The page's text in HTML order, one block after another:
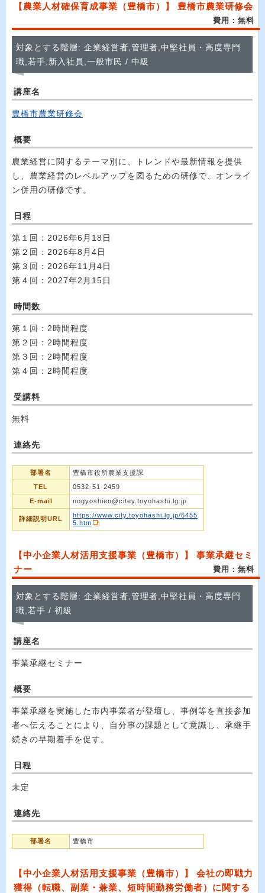
【農業人材確保育成事業（豊橋市）】 豊橋市農業研修会
費用：無料
対象とする階層: 企業経営者,管理者,中堅社員・高度専門
職,若手,新入社員,一般市民 / 中級
講座名
豊橋市農業研修会
概要
農業経営に関するテーマ別に、トレンドや最新情報を提供
し、農業経営のレベルアップを図るための研修で、オンライ
ン併用の研修です。
日程
第１回：2026年6月18日
第２回：2026年8月4日
第３回：2026年11月4日
第４回：2027年2月15日
時間数
第１回：2時間程度
第２回：2時間程度
第３回：2時間程度
第４回：2時間程度
受講料
無料
連絡先
部署名
豊橋市役所農業支援課
TEL
0532-51-2459
E-mail
nogyoshien@citey.toyohashi.lg.jp
詳細説明URL
https://www.city.toyohashi.lg.jp/6455
5.htm
【中小企業人材活用支援事業（豊橋市）】 事業承継セミ
ナー
費用：無料
対象とする階層: 企業経営者,管理者,中堅社員・高度専門
職,若手 / 初級
講座名
事業承継セミナー
概要
事業承継を実施した市内事業者が登壇し、事例等を直接参加
者へ伝えることにより、自分事の課題として意識し、承継手
続きの早期着手を促す。
日程
未定
連絡先
部署名 豊橋市
【中小企業人材活用支援事業（豊橋市）】 会社の即戦力
獲得（転職、副業・兼業、短時間勤務労働者）に関する